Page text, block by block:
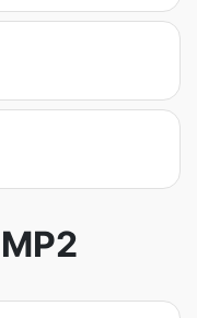
التحويل إلى MP2